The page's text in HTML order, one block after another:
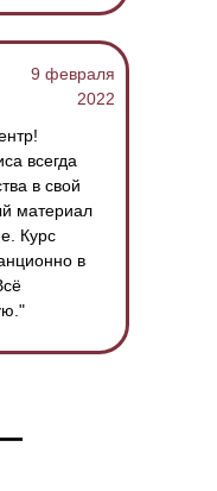
9 февраля
2022
всегда
в свой
материал
Курс
в